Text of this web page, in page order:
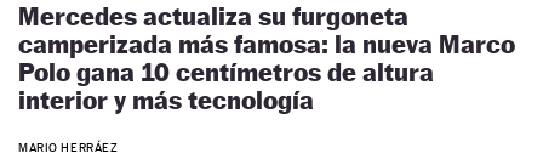
Mercedes actualiza su furgoneta
camperizada más famosa: la nueva Marco
Polo gana 10 centímetros de altura
interior y más tecnología
MARIO HERRÁEZ